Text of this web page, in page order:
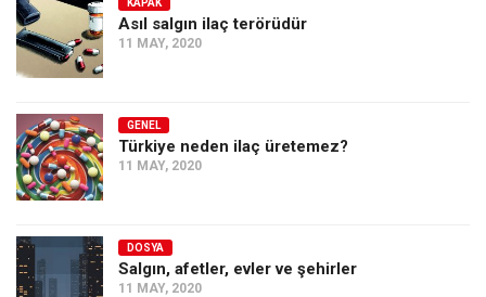
KAPAK
Asıl salgın ilaç terörüdür
11 MAY, 2020
GENEL
Türkiye neden ilaç üretemez?
11 MAY, 2020
DOSYA
Salgın, afetler, evler ve şehirler
11 MAY, 2020